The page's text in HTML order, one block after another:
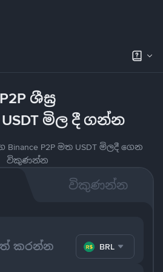
P2P ශීඝ්‍ර
මිල දී ගන්න
P2P මත USDT මිලදී ගෙන
විකුණන්න
විකුණන්න
BRL